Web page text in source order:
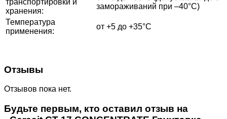
хранения:
замораживаний при –40°C)
Температура
применения:
от +5 до +35°С
Отзывы
Отзывов пока нет.
Будьте первым, кто оставил отзыв на